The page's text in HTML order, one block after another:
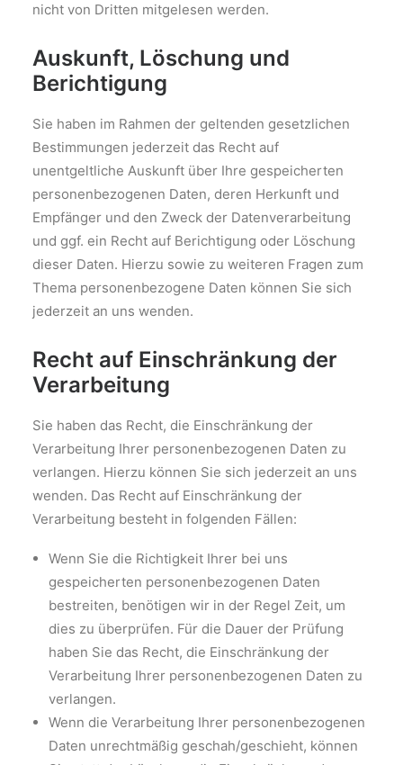
nicht von Dritten mitgelesen werden.
Auskunft, Löschung und
Berichtigung
Sie haben im Rahmen der geltenden gesetzlichen
Bestimmungen jederzeit das Recht auf
unentgeltliche Auskunft über Ihre gespeicherten
personenbezogenen Daten, deren Herkunft und
Empfänger und den Zweck der Datenverarbeitung
und ggf. ein Recht auf Berichtigung oder Löschung
dieser Daten. Hierzu sowie zu weiteren Fragen zum
Thema personenbezogene Daten können Sie sich
jederzeit an uns wenden.
Recht auf Einschränkung der
Verarbeitung
Sie haben das Recht, die Einschränkung der
Verarbeitung Ihrer personenbezogenen Daten zu
verlangen. Hierzu können Sie sich jederzeit an uns
wenden. Das Recht auf Einschränkung der
Verarbeitung besteht in folgenden Fällen:
Wenn Sie die Richtigkeit Ihrer bei uns
gespeicherten personenbezogenen Daten
bestreiten, benötigen wir in der Regel Zeit, um
dies zu überprüfen. Für die Dauer der Prüfung
haben Sie das Recht, die Einschränkung der
Verarbeitung Ihrer personenbezogenen Daten zu
verlangen.
Wenn die Verarbeitung Ihrer personenbezogenen
Daten unrechtmäßig geschah/geschieht, können